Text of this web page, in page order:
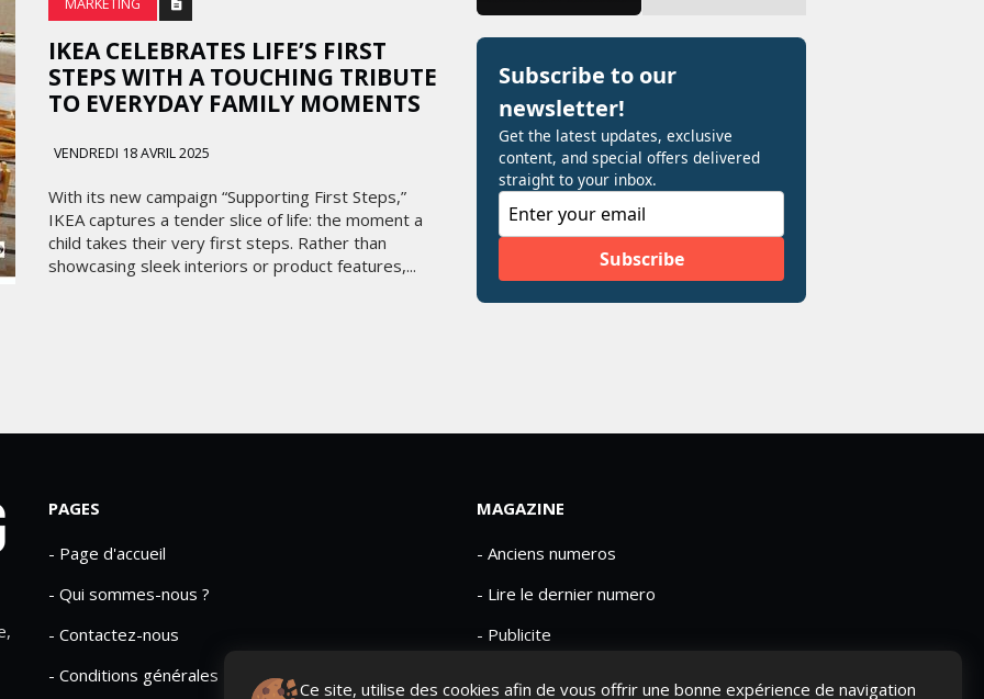
MARKETING
IKEA CELEBRATES LIFE’S FIRST
STEPS WITH A TOUCHING TRIBUTE
TO EVERYDAY FAMILY MOMENTS
VENDREDI 18 AVRIL 2025
With its new campaign “Supporting First Steps,”
IKEA captures a tender slice of life: the moment a
child takes their very first steps. Rather than
showcasing sleek interiors or product features,...
Ce site, utilise des cookies afin de vous offrir une bonne expérience de navigation
PAGES
- Page d'accueil
- Qui sommes-nous ?
- Contactez-nous
- Conditions générales
MAGAZINE
- Anciens numeros
- Lire le dernier numero
- Publicite